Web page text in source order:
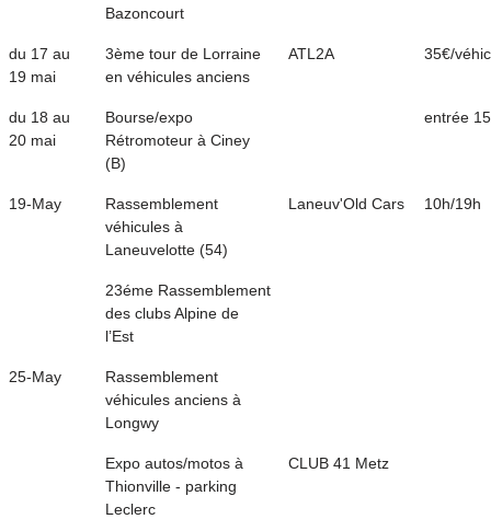
Bazoncourt
du 17 au
19 mai
3ème tour de Lorraine
en véhicules anciens
ATL2A 35€/
du 18 au
20 mai
Bourse/expo
Rétromoteur à Ciney
(B)
entrée
19-May
Rassemblement
véhicules à
Laneuvelotte (54)
Laneuv'Old Cars 10h/19h
23éme Rassemblement
des clubs Alpine de
l’Est
25-May
Rassemblement
véhicules anciens à
Longwy
Expo autos/motos à
Thionville - parking
Leclerc
CLUB 41 Metz